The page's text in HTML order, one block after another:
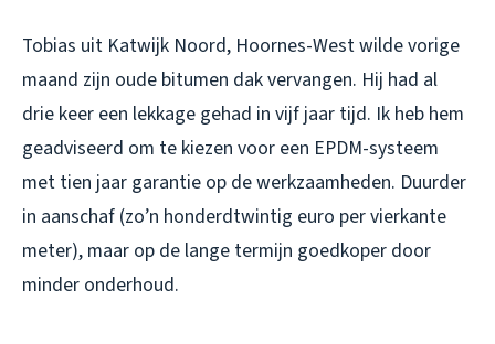
Tobias uit Katwijk Noord, Hoornes-West wilde vorige
maand zijn oude bitumen dak vervangen. Hij had al
drie keer een lekkage gehad in vijf jaar tijd. Ik heb hem
geadviseerd om te kiezen voor een EPDM-systeem
met tien jaar garantie op de werkzaamheden. Duurder
in aanschaf (zo’n honderdtwintig euro per vierkante
meter), maar op de lange termijn goedkoper door
minder onderhoud.